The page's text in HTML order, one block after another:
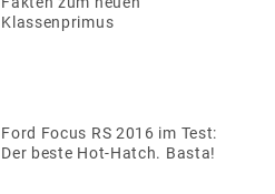
Klassenprimus
Ford Focus RS 2016 im Test:
Der beste Hot-Hatch. Basta!